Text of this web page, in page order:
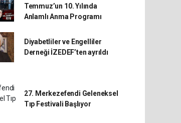
Temmuz’un 10. Yılında
Anlamlı Anma Programı
Diyabetliler ve Engelliler
Derneği İZEDEF’ten ayrıldı
27. Merkezefendi Geleneksel
Tıp Festivali Başlıyor